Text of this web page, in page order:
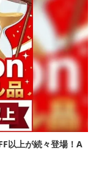
以上が続々登場！A